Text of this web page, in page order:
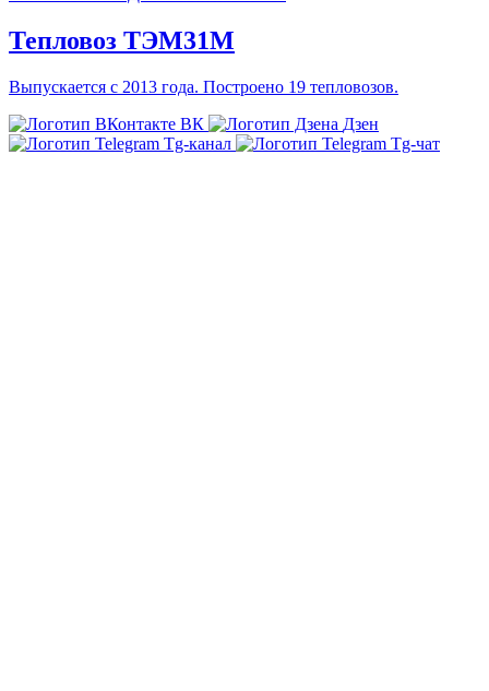
Тепловоз ТЭМ31М
Выпускается с 2013 года. Построено 19 тепловозов.
ВК
Дзен
Tg-канал
Tg-чат